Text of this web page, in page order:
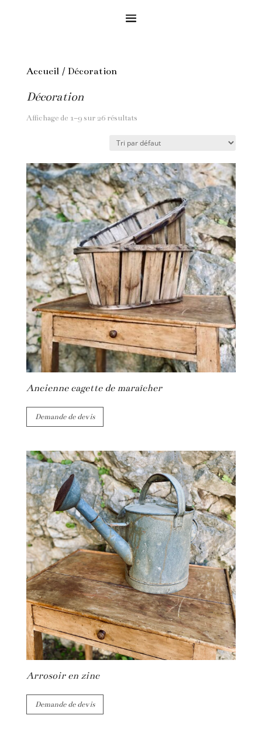
Accueil/ Décoration
Décoration
Affichage de 1–9 sur 26 résultats
Ancienne cagette de maraîcher
Demande de devis
Arrosoir en zinc
Demande de devis